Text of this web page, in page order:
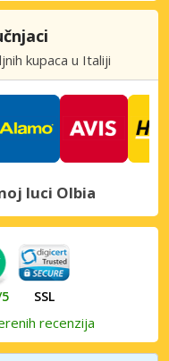
kupaca u Italiji
luci Olbia
SSL
recenzija